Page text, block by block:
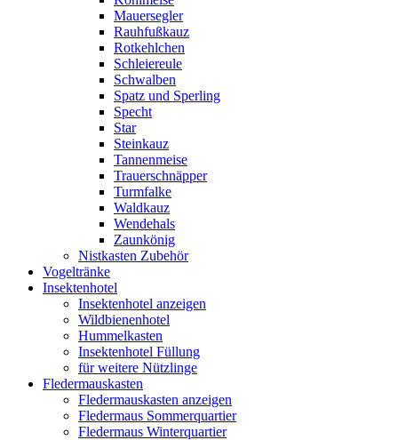
Mauersegler
Rauhfußkauz
Rotkehlchen
Schleiereule
Schwalben
Spatz und Sperling
Specht
Star
Steinkauz
Tannenmeise
Trauerschnäpper
Turmfalke
Waldkauz
Wendehals
Zaunkönig
Nistkasten Zubehör
Vogeltränke
Insektenhotel
Insektenhotel anzeigen
Wildbienenhotel
Hummelkasten
Insektenhotel Füllung
für weitere Nützlinge
Fledermauskasten
Fledermauskasten anzeigen
Fledermaus Sommerquartier
Fledermaus Winterquartier